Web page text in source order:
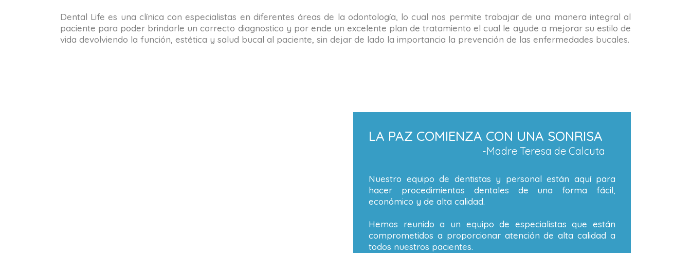
Dental Life es una clínica con especialistas en diferentes áreas de la odontología, lo cual nos permite trabajar de una manera integral al
paciente para poder brindarle un correcto diagnostico y por ende un excelente plan de tratamiento el cual le ayude a mejorar su estilo de
vida devolviendo la función, estética y salud bucal al paciente, sin dejar de lado la importancia la prevención de las enfermedades bucales.
LA PAZ COMIENZA CON UNA SONRISA
-Madre Teresa de Calcuta
Nuestro equipo de dentistas y personal están aquí para
hacer procedimientos dentales de una forma fácil,
económico y de alta calidad.
Hemos reunido a un equipo de especialistas que están
comprometidos a proporcionar atención de alta calidad a
todos nuestros pacientes.